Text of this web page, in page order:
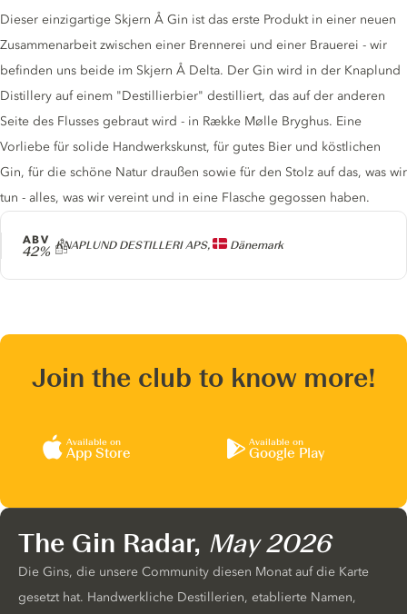
Producer
KNAPLUND DESTILLERI APS, Dänemark
ABV
42%
Gin description
Dieser einzigartige Skjern Å Gin ist das erste Produkt in einer neuen
Zusammenarbeit zwischen einer Brennerei und einer Brauerei - wir
befinden uns beide im Skjern Å Delta. Der Gin wird in der Knaplund
Distillery auf einem "Destillierbier" destilliert, das auf der anderen
Seite des Flusses gebraut wird - in Række Mølle Bryghus. Eine
Vorliebe für solide Handwerkskunst, für gutes Bier und köstlichen
Gin, für die schöne Natur draußen sowie für den Stolz auf das, was wir
tun - alles, was wir vereint und in eine Flasche gegossen haben.
Join the club to know more!
Available on
App Store
Available on
Google Play
The Gin Radar, May 2026
Die Gins, die unsere Community diesen Monat auf die Karte
gesetzt hat. Handwerkliche Destillerien, etablierte Namen,